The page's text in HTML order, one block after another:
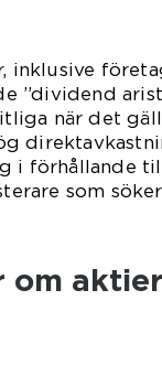
inklusive
”dividend
när det
i förhållande
som